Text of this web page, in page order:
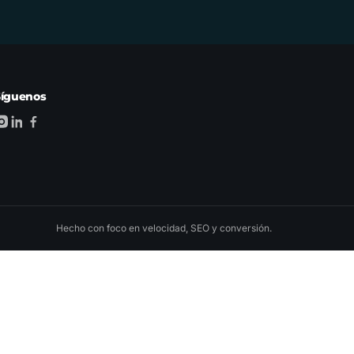
Hecho con foco en velocidad, SEO y conversión.